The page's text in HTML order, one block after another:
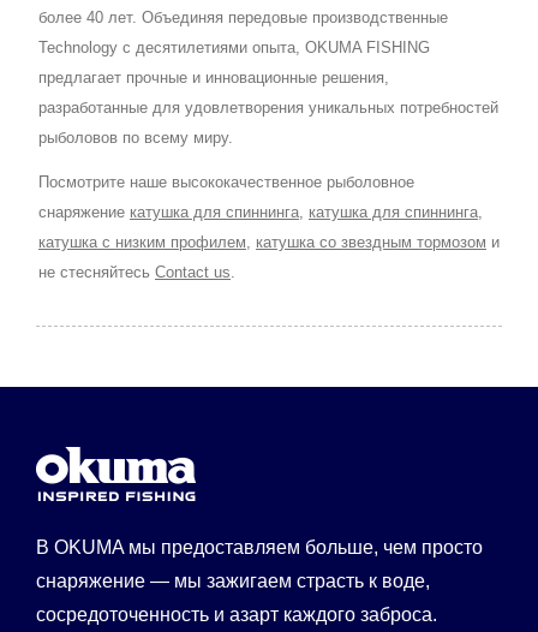
более 40 лет. Объединяя передовые производственные
Technology с десятилетиями опыта, OKUMA FISHING
предлагает прочные и инновационные решения,
разработанные для удовлетворения уникальных потребностей
рыболовов по всему миру.
Посмотрите наше высококачественное рыболовное
снаряжение катушка для спиннинга, катушка для спиннинга,
катушка с низким профилем, катушка со звездным тормозом и
не стесняйтесь Contact us.
В OKUMA мы предоставляем больше, чем просто
снаряжение — мы зажигаем страсть к воде,
сосредоточенность и азарт каждого заброса.